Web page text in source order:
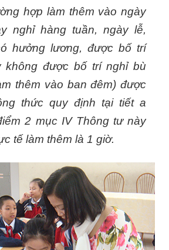
hợp làm thêm vào ngày
nghỉ hàng tuần, ngày lễ,
hưởng lương, được bố trí
không được bố trí nghỉ bù
thêm vào ban đêm) được
thức quy định tại tiết a
2 mục IV Thông tư này
tế làm thêm là 1 giờ.